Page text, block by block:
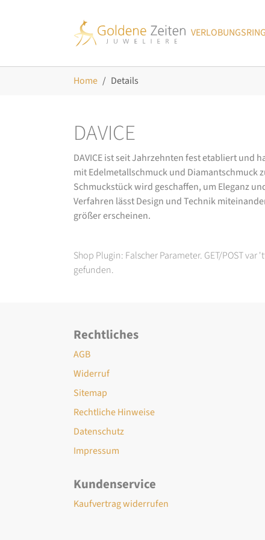
Home Details
DAVICE
DAVICE ist seit Jahrzehnten fest etabliert und
mit Edelmetallschmuck und Diamantschmuck
Schmuckstück wird geschaffen, um Eleganz
Verfahren lässt Design und Technik
größer erscheinen.
Shop Plugin: Falscher Parameter. GET/POST
gefunden.
Rechtliches
AGB
Widerruf
Sitemap
Rechtliche Hinweise
Datenschutz
Impressum
Kundenservice
Kaufvertrag widerrufen